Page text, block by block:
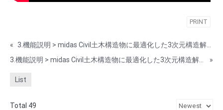
PRINT
«
»
List
Total 49